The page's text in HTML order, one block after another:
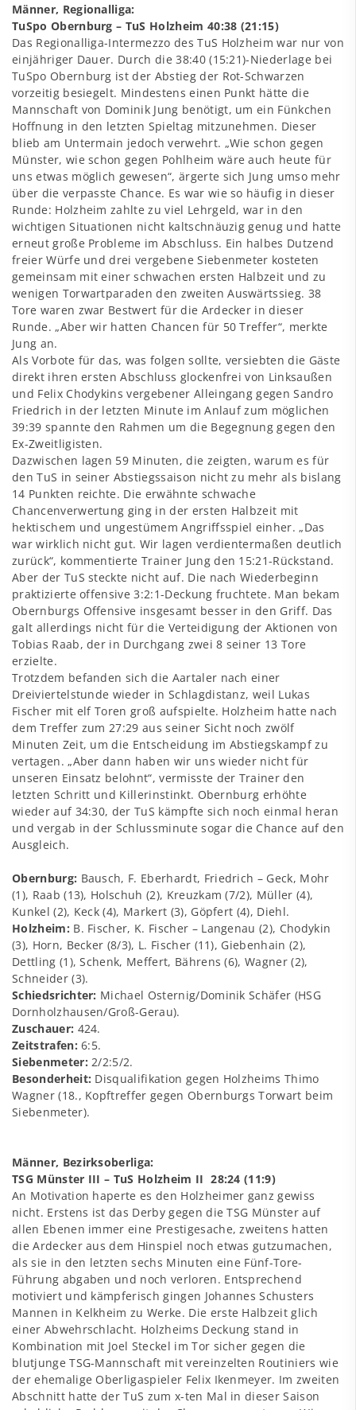
Männer, Regionalliga:
TuSpo Obernburg – TuS Holzheim 40:38 (21:15)
Das Regionalliga-Intermezzo des TuS Holzheim war nur von
einjähriger Dauer. Durch die 38:40 (15:21)-Niederlage bei
TuSpo Obernburg ist der Abstieg der Rot-Schwarzen
vorzeitig besiegelt. Mindestens einen Punkt hätte die
Mannschaft von Dominik Jung benötigt, um ein Fünkchen
Hoffnung in den letzten Spieltag mitzunehmen. Dieser
blieb am Untermain jedoch verwehrt. „Wie schon gegen
Münster, wie schon gegen Pohlheim wäre auch heute für
uns etwas möglich gewesen“, ärgerte sich Jung umso mehr
über die verpasste Chance. Es war wie so häufig in dieser
Runde: Holzheim zahlte zu viel Lehrgeld, war in den
wichtigen Situationen nicht kaltschnäuzig genug und hatte
erneut große Probleme im Abschluss. Ein halbes Dutzend
freier Würfe und drei vergebene Siebenmeter kosteten
gemeinsam mit einer schwachen ersten Halbzeit und zu
wenigen Torwartparaden den zweiten Auswärtssieg. 38
Tore waren zwar Bestwert für die Ardecker in dieser
Runde. „Aber wir hatten Chancen für 50 Treffer“, merkte
Jung an.
Als Vorbote für das, was folgen sollte, versiebten die Gäste
direkt ihren ersten Abschluss glockenfrei von Linksaußen
und Felix Chodykins vergebener Alleingang gegen Sandro
Friedrich in der letzten Minute im Anlauf zum möglichen
39:39 spannte den Rahmen um die Begegnung gegen den
Ex-Zweitligisten.
Dazwischen lagen 59 Minuten, die zeigten, warum es für
den TuS in seiner Abstiegssaison nicht zu mehr als bislang
14 Punkten reichte. Die erwähnte schwache
Chancenverwertung ging in der ersten Halbzeit mit
hektischem und ungestümem Angriffsspiel einher. „Das
war wirklich nicht gut. Wir lagen verdientermaßen deutlich
zurück“, kommentierte Trainer Jung den 15:21-Rückstand.
Aber der TuS steckte nicht auf. Die nach Wiederbeginn
praktizierte offensive 3:2:1-Deckung fruchtete. Man bekam
Obernburgs Offensive insgesamt besser in den Griff. Das
galt allerdings nicht für die Verteidigung der Aktionen von
Tobias Raab, der in Durchgang zwei 8 seiner 13 Tore
erzielte.
Trotzdem befanden sich die Aartaler nach einer
Dreiviertelstunde wieder in Schlagdistanz, weil Lukas
Fischer mit elf Toren groß aufspielte. Holzheim hatte nach
dem Treffer zum 27:29 aus seiner Sicht noch zwölf
Minuten Zeit, um die Entscheidung im Abstiegskampf zu
vertagen. „Aber dann haben wir uns wieder nicht für
unseren Einsatz belohnt“, vermisste der Trainer den
letzten Schritt und Killerinstinkt. Obernburg erhöhte
wieder auf 34:30, der TuS kämpfte sich noch einmal heran
und vergab in der Schlussminute sogar die Chance auf den
Ausgleich.
Obernburg: Bausch, F. Eberhardt, Friedrich – Geck, Mohr
(1), Raab (13), Holschuh (2), Kreuzkam (7/2), Müller (4),
Kunkel (2), Keck (4), Markert (3), Göpfert (4), Diehl.
Holzheim: B. Fischer, K. Fischer – Langenau (2), Chodykin
(3), Horn, Becker (8/3), L. Fischer (11), Giebenhain (2),
Dettling (1), Schenk, Meffert, Bährens (6), Wagner (2),
Schneider (3).
Schiedsrichter: Michael Osternig/Dominik Schäfer (HSG
Dornholzhausen/Groß-Gerau).
Zuschauer: 424.
Zeitstrafen: 6:5.
Siebenmeter: 2/2:5/2.
Besonderheit: Disqualifikation gegen Holzheims Thimo
Wagner (18., Kopftreffer gegen Obernburgs Torwart beim
Siebenmeter).
Männer, Bezirksoberliga:
TSG Münster III – TuS Holzheim II 28:24 (11:9)
An Motivation haperte es den Holzheimer ganz gewiss
nicht. Erstens ist das Derby gegen die TSG Münster auf
allen Ebenen immer eine Prestigesache, zweitens hatten
die Ardecker aus dem Hinspiel noch etwas gutzumachen,
als sie in den letzten sechs Minuten eine Fünf-Tore-
Führung abgaben und noch verloren. Entsprechend
motiviert und kämpferisch gingen Johannes Schusters
Mannen in Kelkheim zu Werke. Die erste Halbzeit glich
einer Abwehrschlacht. Holzheims Deckung stand in
Kombination mit Joel Steckel im Tor sicher gegen die
blutjunge TSG-Mannschaft mit vereinzelten Routiniers wie
der ehemalige Oberligaspieler Felix Ikenmeyer. Im zweiten
Abschnitt hatte der TuS zum x-ten Mal in dieser Saison